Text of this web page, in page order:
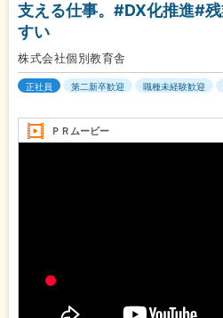
支える仕事。#DX化推進#
すい
株式会社個別教育舎
正社員 第二新卒歓迎 職種未経験歓迎
ＰＲムービー